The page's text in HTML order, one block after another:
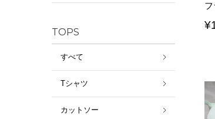
TOPS
すべて
Tシャツ
カットソー
¥